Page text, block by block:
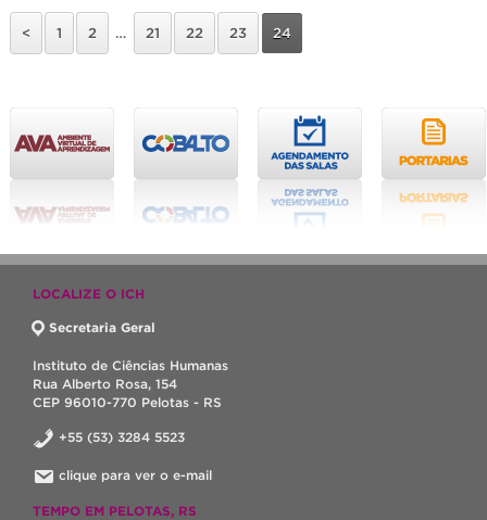
< 1 2 … 21 22 23 24
LOCALIZE O ICH
Secretaria Geral
Instituto de Ciências Humanas
Rua Alberto Rosa, 154
CEP 96010-770 Pelotas - RS
+55 (53) 3284 5523
clique para ver o e-mail
TEMPO EM PELOTAS, RS